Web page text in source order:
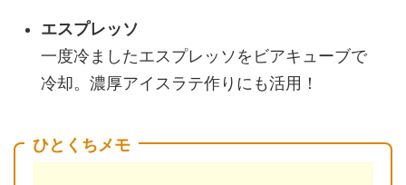
エスプレッソ
一度冷ましたエスプレッソをビアキューブで
冷却。濃厚アイスラテ作りにも活用！
ひとくちメモ